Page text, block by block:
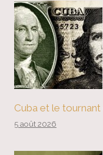
Cuba et le
5 août 2026